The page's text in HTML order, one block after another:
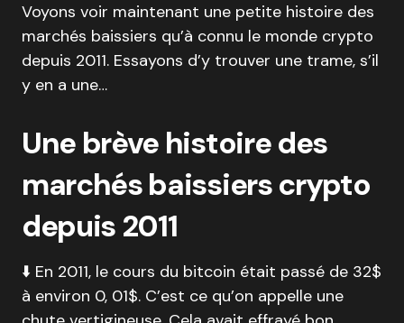
Voyons voir maintenant une petite histoire des
marchés baissiers qu’à connu le monde crypto
depuis 2011. Essayons d’y trouver une trame, s’il
y en a une…
Une brève histoire des
marchés baissiers crypto
depuis 2011
⬇️ En 2011, le cours du bitcoin était passé de 32$
à environ 0, 01$. C’est ce qu’on appelle une